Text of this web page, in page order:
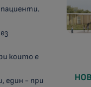
пациенти.
които е
един - при